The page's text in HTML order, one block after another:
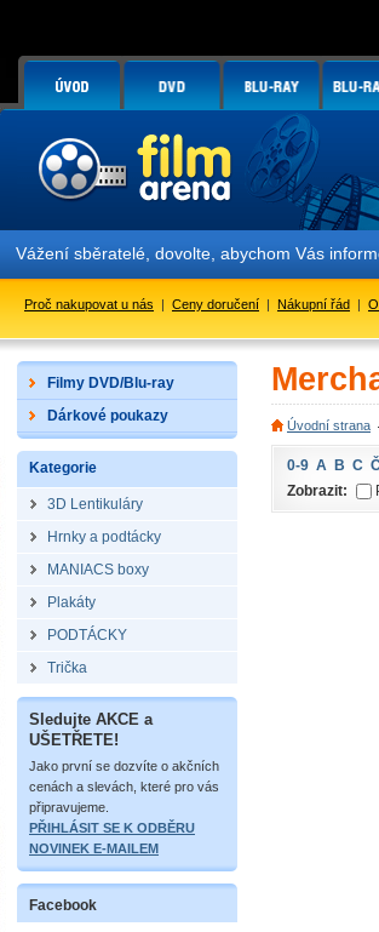
Vážení sběratelé, dovolte, abychom Vás
Proč nakupovat u nás | Ceny doručení | Nákupní řád |
Filmy DVD/Blu-ray
Dárkové poukazy
Kategorie
3D Lentikuláry
Hrnky a podtácky
MANIACS boxy
Plakáty
PODTÁCKY
Trička
Sledujte AKCE a
UŠETŘETE!
Jako první se dozvíte o akčních
cenách a slevách, které pro vás
připravujeme.
PŘIHLÁSIT SE K ODBĚRU
NOVINEK E-MAILEM
Facebook
Úvodní strana
0-9 A B C
Zobrazit: